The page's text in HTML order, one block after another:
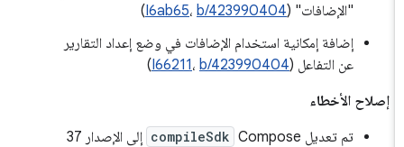
"الإضافات" (
I6ab65،b/423990404
)
إضافة إمكانية استخدام الإضافات في وضع إعداد التقارير
عن التفاعل (
I66211،b/423990404
)
إصلاح الأخطاء
تم تعديل Compose
compileSdk إلى الإصدار 37